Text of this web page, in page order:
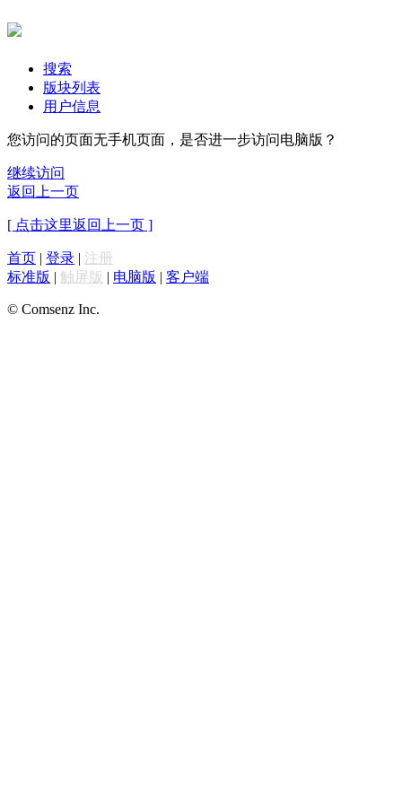
搜索
版块列表
用户信息
您访问的页面无手机页面，是否进一步访问电脑版？
继续访问
返回上一页
[ 点击这里返回上一页 ]
首页 | 登录 | 注册
标准版 | 触屏版 | 电脑版 | 客户端
© Comsenz Inc.